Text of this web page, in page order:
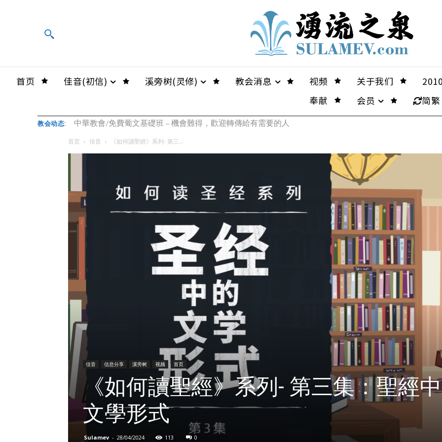
首页 佳音(初信) 溪旁树(灵修) 教会消息 视频 关于我们
奉献
会员 简繁
教会动态: 中華教會/免費葡文基礎班 – 機會難得，歡迎轉傳給有需要的人
首页 佳音 《如何讀聖經》系列- 第三...
佳音 信息分享 溪旁树 视频 首页
《如何讀聖經》系列- 第三集：聖經
文學形式
Sulamev - 28/04/2024 113 0